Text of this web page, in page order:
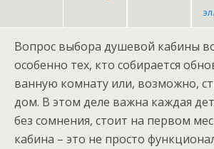
Вопрос выбора душевой кабины
особенно тех, кто собирается
ванную комнату или, возможно,
дом. В этом деле важна каждая
без сомнения, стоит на первом
кабина – это не просто